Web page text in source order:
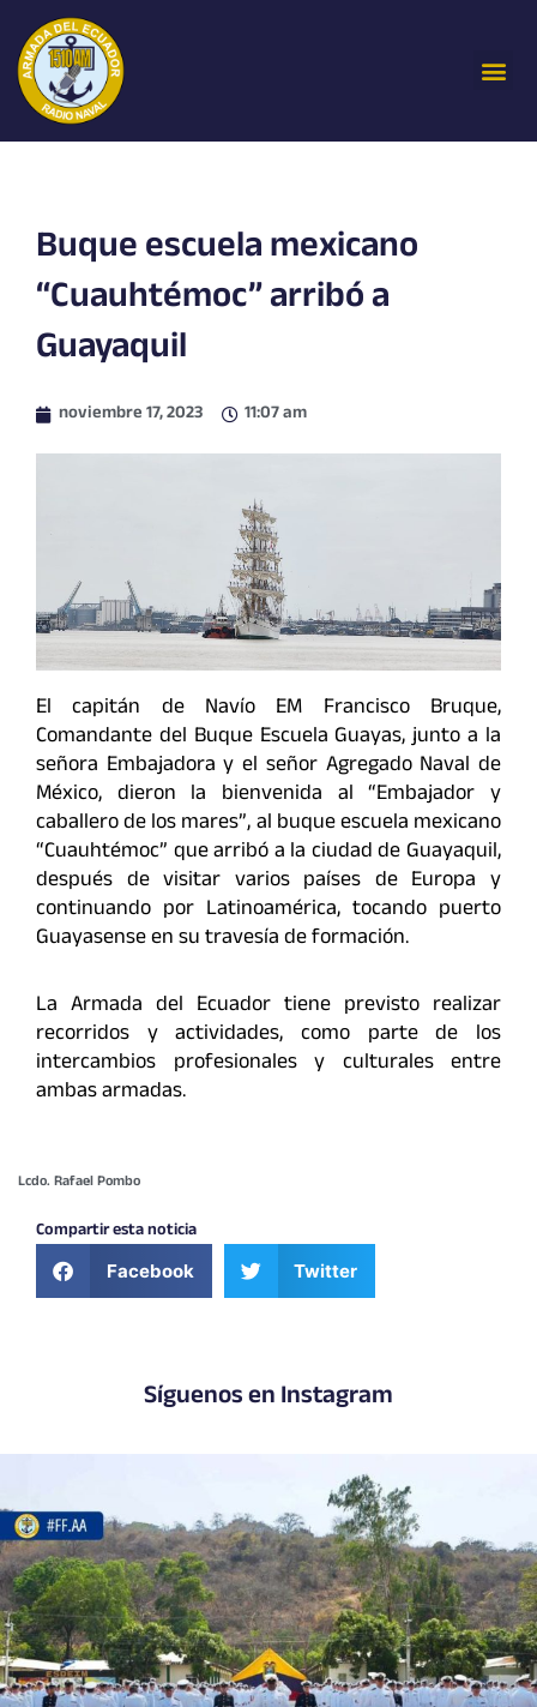
contenido
Buque escuela mexicano
“Cuauhtémoc” arribó a
Guayaquil
noviembre 17, 2023 11:07 am
El capitán de Navío EM Francisco Bruque,
Comandante del Buque Escuela Guayas, junto a la
señora Embajadora y el señor Agregado Naval de
México, dieron la bienvenida al “Embajador y
caballero de los mares”, al buque escuela mexicano
“Cuauhtémoc” que arribó a la ciudad de Guayaquil,
después de visitar varios países de Europa y
continuando por Latinoamérica, tocando puerto
Guayasense en su travesía de formación.
La Armada del Ecuador tiene previsto realizar
recorridos y actividades, como parte de los
intercambios profesionales y culturales entre
ambas armadas.
Lcdo. Rafael Pombo
Compartir esta noticia
Facebook Twitter
Síguenos en Instagram